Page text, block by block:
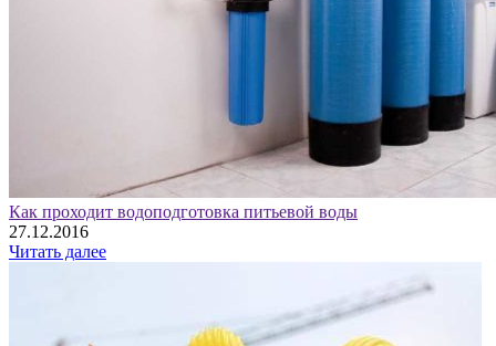
Как проходит водоподготовка питьевой воды
27.12.2016
Читать далее